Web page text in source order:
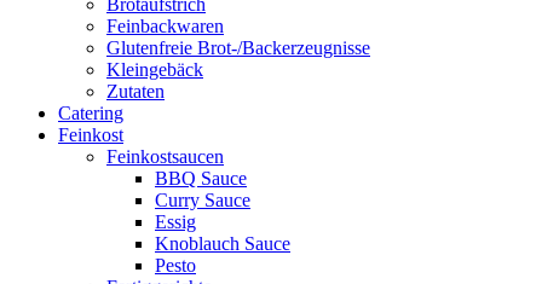
Feinbackwaren
Glutenfreie Brot-/Backerzeugnisse
Kleingebäck
Zutaten
Catering
Feinkost
Feinkostsaucen
BBQ Sauce
Curry Sauce
Essig
Knoblauch Sauce
Pesto